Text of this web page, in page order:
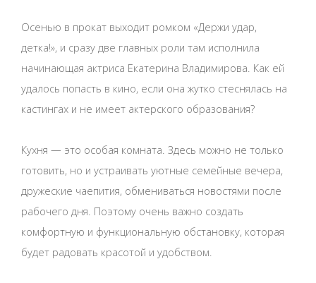
Осенью в прокат выходит ромком «Держи удар,
детка!», и сразу две главных роли там исполнила
начинающая актриса Екатерина Владимирова. Как ей
удалось попасть в кино, если она жутко стеснялась на
кастингах и не имеет актерского образования?
Кухня — это особая комната. Здесь можно не только
готовить, но и устраивать уютные семейные вечера,
дружеские чаепития, обмениваться новостями после
рабочего дня. Поэтому очень важно создать
комфортную и функциональную обстановку, которая
будет радовать красотой и удобством.